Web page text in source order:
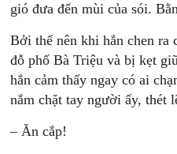
gió đưa đến mùi của sói.
Bởi thế nên khi hắn chen ra
đỗ phố Bà Triệu và bị kẹt
hắn cảm thấy ngay có ai
nắm chặt tay người ấy, thét
– Ăn cắp!